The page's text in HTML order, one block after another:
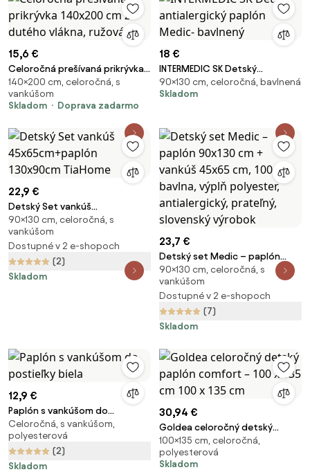
15,6 €
Celoročná prešívaná prikrývka
140x200 cm z dutého vlákna,
ružová
140×200 cm, celoročná, s
vankúšom
Skladom
Doprava zadarmo
18 €
INTERMEDIC SK Detský
antialergický paplón Medic-
bavlnený
90×130 cm, celoročná, bavlnená
Skladom
22,9 €
Detský Set vankúš
45x65cm+paplón 130x90cm
TiaHome
90×130 cm, celoročná, s
vankúšom
Dostupné v 2 e-shopoch
(2)
Skladom
23,7 €
Detský set Medic – paplón
90x130 cm + vankúš 45x65 cm,
100 % bavlna, výplň polyester,
antialergický, prateľný,
slovenský výrobok
90×130 cm, celoročná, s
vankúšom
Dostupné v 2 e-shopoch
(7)
Skladom
12,9 €
Paplón s vankúšom do
postieľky biela
Celoročná, s vankúšom,
polyesterová
(2)
Skladom
30,94 €
Goldea celoročný detský
paplón comfort – 100 x 135 cm
100 x 135 cm
100×135 cm, celoročná,
polyesterová
Skladom